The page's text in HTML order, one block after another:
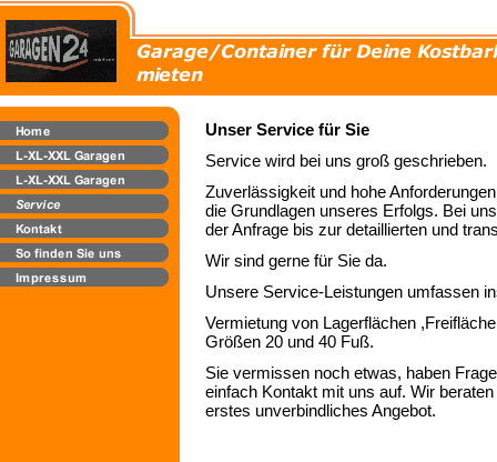
Unser Service für Sie
Service wird bei uns groß geschrieben.
Zuverlässigkeit und hohe
die Grundlagen unseres Erfolgs. Bei
der Anfrage bis zur detaillierten und
Wir sind gerne für Sie da.
Unsere Service-Leistungen umfassen
Vermietung von Lagerflächen
Größen 20 und 40 Fuß.
Sie vermissen noch etwas, haben
einfach Kontakt mit uns auf. Wir
erstes unverbindliches Angebot.